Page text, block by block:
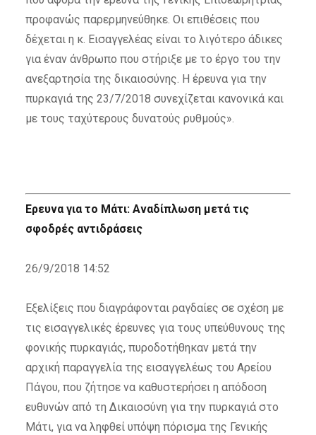
προφανώς παρερμηνεύθηκε. Οι επιθέσεις που
δέχεται η κ. Εισαγγελέας είναι το λιγότερο άδικες
για έναν άνθρωπο που στήριξε με το έργο του την
ανεξαρτησία της δικαιοσύνης. Η έρευνα για την
πυρκαγιά της 23/7/2018 συνεχίζεται κανονικά και
με τους ταχύτερους δυνατούς ρυθμούς».
Ερευνα για το Μάτι: Αναδίπλωση μετά τις
σφοδρές αντιδράσεις
26/9/2018 14:52
Εξελίξεις που διαγράφονται ραγδαίες σε σχέση με
τις εισαγγελικές έρευνες για τους υπεύθυνους της
φονικής πυρκαγιάς, πυροδοτήθηκαν μετά την
αρχική παραγγελία της εισαγγελέως του Αρείου
Πάγου, που ζήτησε να καθυστερήσει η απόδοση
ευθυνών από τη Δικαιοσύνη για την πυρκαγιά στο
Μάτι, για να ληφθεί υπόψη πόρισμα της Γενικής